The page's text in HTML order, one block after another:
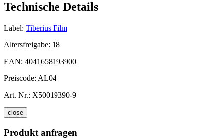
Technische Details
Label: Tiberius Film
Altersfreigabe: 18
EAN: 4041658193900
Preiscode: AL04
Art. Nr.: X50019390-9
close
Produkt anfragen